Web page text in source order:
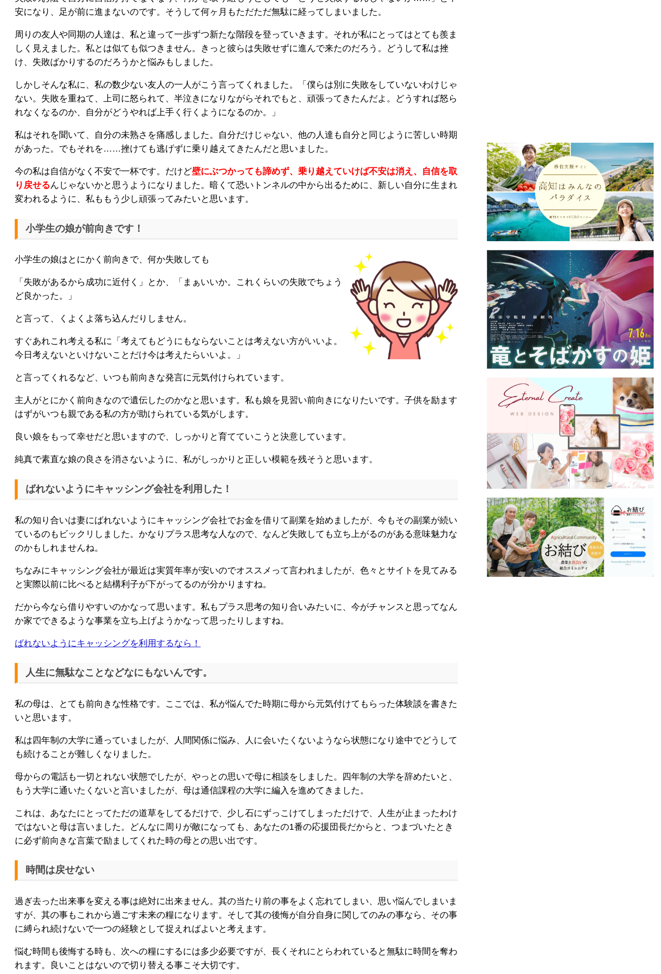
安になり、足が前に進まないのです。そうして何ヶ月もただただ無駄に経ってしまいました。
周りの友人や同期の人達は、私と違って一歩ずつ新たな階段を登っていきます。それが私にとってはとても羨ま
しく見えました。私とは似ても似つきません。きっと彼らは失敗せずに進んで来たのだろう。どうして私は挫
け、失敗ばかりするのだろうかと悩みもしました。
しかしそんな私に、私の数少ない友人の一人がこう言ってくれました。「僕らは別に失敗をしていないわけじゃ
ない。失敗を重ねて、上司に怒られて、半泣きになりながらそれでもと、頑張ってきたんだよ。どうすれば怒ら
れなくなるのか、自分がどうやれば上手く行くようになるのか。」
私はそれを聞いて、自分の未熟さを痛感しました。自分だけじゃない、他の人達も自分と同じように苦しい時期
があった。でもそれを……挫けても逃げずに乗り越えてきたんだと思いました。
今の私は自信がなく不安で一杯です。だけど壁にぶつかっても諦めず、乗り越えていけば不安は消え、自信を取
り戻せるんじゃないかと思うようになりました。暗くて恐いトンネルの中から出るために、新しい自分に生まれ
変われるように、私ももう少し頑張ってみたいと思います。
小学生の娘が前向きです！
小学生の娘はとにかく前向きで、何か失敗しても
「失敗があるから成功に近付く」とか、「まぁいいか。これくらいの失敗でちょう
ど良かった。」
と言って、くよくよ落ち込んだりしません。
すぐあれこれ考える私に「考えてもどうにもならないことは考えない方がいいよ。
今日考えないといけないことだけ今は考えたらいいよ。」
と言ってくれるなど、いつも前向きな発言に元気付けられています。
主人がとにかく前向きなので遺伝したのかなと思います。私も娘を見習い前向きになりたいです。子供を励ます
はずがいつも親である私の方が助けられている気がします。
良い娘をもって幸せだと思いますので、しっかりと育てていこうと決意しています。
純真で素直な娘の良さを消さないように、私がしっかりと正しい模範を残そうと思います。
ばれないようにキャッシング会社を利用した！
私の知り合いは妻にばれないようにキャッシング会社でお金を借りて副業を始めましたが、今もその副業が続い
ているのもビックリしました。かなりプラス思考な人なので、なんど失敗しても立ち上がるのがある意味魅力な
のかもしれませんね。
ちなみにキャッシング会社が最近は実質年率が安いのでオススメって言われましたが、色々とサイトを見てみる
と実際以前に比べると結構利子が下がってるのが分かりますね。
だから今なら借りやすいのかなって思います。私もプラス思考の知り合いみたいに、今がチャンスと思ってなん
か家でできるような事業を立ち上げようかなって思ったりしますね。
ばれないようにキャッシングを利用するなら！
人生に無駄なことなどなにもないんです。
私の母は、とても前向きな性格です。ここでは、私が悩んでた時期に母から元気付けてもらった体験談を書きた
いと思います。
私は四年制の大学に通っていましたが、人間関係に悩み、人に会いたくないようなら状態になり途中でどうして
も続けることが難しくなりました。
母からの電話も一切とれない状態でしたが、やっとの思いで母に相談をしました。四年制の大学を辞めたいと、
もう大学に通いたくないと言いましたが、母は通信課程の大学に編入を進めてきました。
これは、あなたにとってただの道草をしてるだけで、少し石にずっこけてしまっただけで、人生が止まったわけ
ではないと母は言いました。どんなに周りが敵になっても、あなたの1番の応援団長だからと、つまづいたとき
に必ず前向きな言葉で励ましてくれた時の母との思い出です。
時間は戻せない
過ぎ去った出来事を変える事は絶対に出来ません。其の当たり前の事をよく忘れてしまい、思い悩んでしまいま
すが、其の事もこれから過ごす未来の糧になります。そして其の後悔が自分自身に関してのみの事なら、その事
に縛られ続けないで一つの経験として捉えればよいと考えます。
悩む時間も後悔する時も、次への糧にするには多少必要ですが、長くそれにとらわれていると無駄に時間を奪わ
れます。良いことはないので切り替える事こそ大切です。